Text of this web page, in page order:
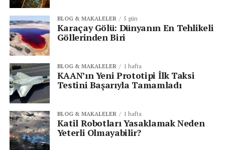
Tüm personel,oltalama ve sosyal mühendislik
saldırılarına karşı eğitilmeli.
Şüpheli dosya açıldıysa, BT/siber güvenlik
birimi anında bilgilendirilmeli.
Senin reaksiyonun hangisi?
BLOG & MAKALELER 5 gün
Karaçay Gölü: Dünyanın En Tehlikeli
Göllerinden Biri
BLOG & MAKALELER 1 hafta
KAAN’ın Yeni Prototipi İlk Taksi
Testini Başarıyla Tamamladı
BLOG & MAKALELER 1 hafta
Katil Robotları Yasaklamak Neden
Yeterli Olmayabilir?